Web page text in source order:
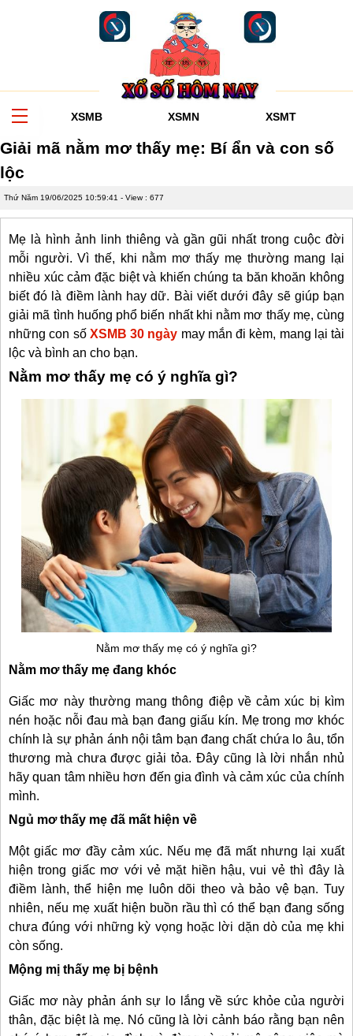
XSMB XSMN XSMT
Giải mã nằm mơ thấy mẹ: Bí ẩn và con số
lộc
Thứ Năm 19/06/2025 10:59:41 - View : 677
Mẹ là hình ảnh linh thiêng và gần gũi nhất trong cuộc đời
mỗi người. Vì thế, khi nằm mơ thấy mẹ thường mang lại
nhiều xúc cảm đặc biệt và khiến chúng ta băn khoăn không
biết đó là điềm lành hay dữ. Bài viết dưới đây sẽ giúp bạn
giải mã tình huống phổ biến nhất khi nằm mơ thấy mẹ, cùng
những con số XSMB 30 ngày may mắn đi kèm, mang lại tài
lộc và bình an cho bạn.
Nằm mơ thấy mẹ có ý nghĩa gì?
Nằm mơ thấy mẹ có ý nghĩa gì?
Nằm mơ thấy mẹ đang khóc
Giấc mơ này thường mang thông điệp về cảm xúc bị kìm
nén hoặc nỗi đau mà bạn đang giấu kín. Mẹ trong mơ khóc
chính là sự phản ánh nội tâm bạn đang chất chứa lo âu, tổn
thương mà chưa được giải tỏa. Đây cũng là lời nhắn nhủ
hãy quan tâm nhiều hơn đến gia đình và cảm xúc của chính
mình.
Ngủ mơ thấy mẹ đã mất hiện về
Một giấc mơ đầy cảm xúc. Nếu mẹ đã mất nhưng lại xuất
hiện trong giấc mơ với vẻ mặt hiền hậu, vui vẻ thì đây là
điềm lành, thể hiện mẹ luôn dõi theo và bảo vệ bạn. Tuy
nhiên, nếu mẹ xuất hiện buồn rầu thì có thể bạn đang sống
chưa đúng với những kỳ vọng hoặc lời dặn dò của mẹ khi
còn sống.
Mộng mị thấy mẹ bị bệnh
Giấc mơ này phản ánh sự lo lắng về sức khỏe của người
thân, đặc biệt là mẹ. Nó cũng là lời cảnh báo rằng bạn nên